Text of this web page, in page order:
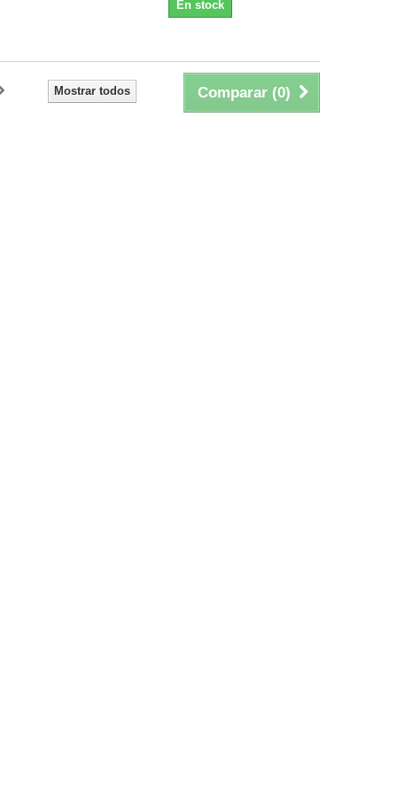
En stock
Comparar (0)
Mostrar todos